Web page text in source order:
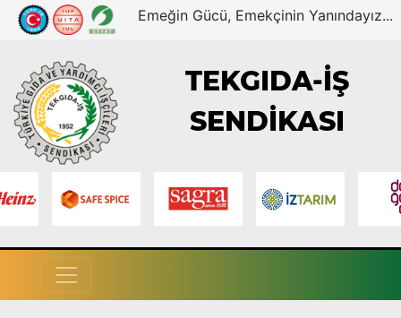
Emeğin Gücü, Emekçinin Yanındayız...
TEKGIDA-İŞ
SENDİKASI